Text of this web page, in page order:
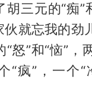
三元的“痴”
伙就忘我的劲
怒”和“恼”，
“疯”，一个“